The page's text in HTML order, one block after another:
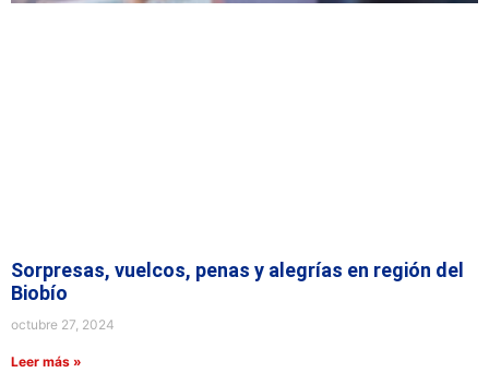
Sorpresas, vuelcos, penas y alegrías en región del
Biobío
octubre 27, 2024
Leer más »